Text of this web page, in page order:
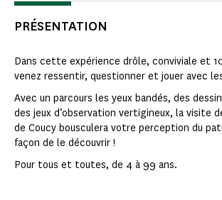
PRÉSENTATION
Dans cette expérience drôle, conviviale et
venez ressentir, questionner et jouer avec
Avec un parcours les yeux bandés, des
des jeux d’observation vertigineux, la visite
de Coucy bousculera votre perception du
façon de le découvrir !
Pour tous et toutes, de 4 à 99 ans.